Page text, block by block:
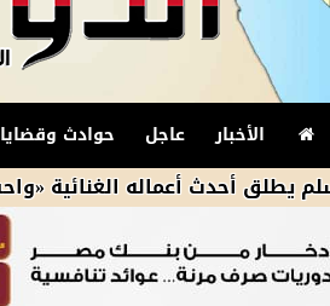
الأخبار عاجل حوادث وقضايا
أعماله الغنائية «واحشانى»